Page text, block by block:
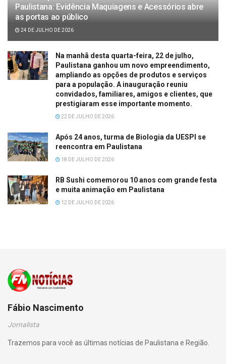
Paulistana: Evidência Maquiagens e Acessórios abre
as portas ao público
24 DE JULHO DE 2026
Na manhã desta quarta-feira, 22 de julho,
Paulistana ganhou um novo empreendimento,
ampliando as opções de produtos e serviços
para a população. A inauguração reuniu
convidados, familiares, amigos e clientes, que
prestigiaram esse importante momento.
22 DE JULHO DE 2026
Após 24 anos, turma de Biologia da UESPI se
reencontra em Paulistana
18 DE JULHO DE 2026
RB Sushi comemorou 10 anos com grande festa
e muita animação em Paulistana
12 DE JULHO DE 2026
Fábio Nascimento
Jornalista
Trazemos para você as últimas notícias de Paulistana e Região.